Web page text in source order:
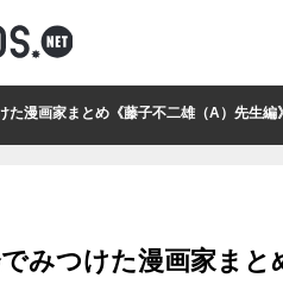
画家まとめ《藤子不二雄（A）先生編
みつけた漫画家まと